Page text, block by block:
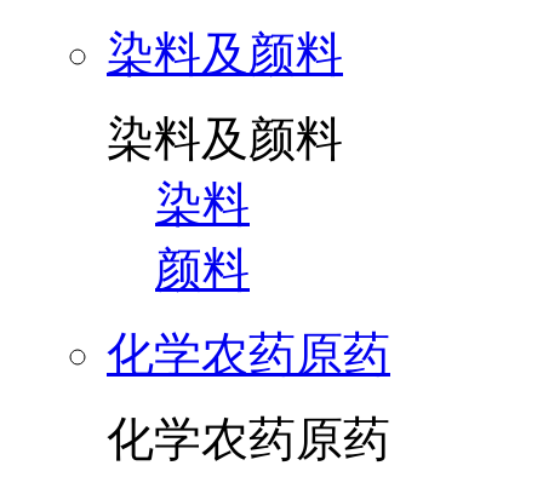
染料及颜料
染料及颜料
染料
颜料
化学农药原药
化学农药原药